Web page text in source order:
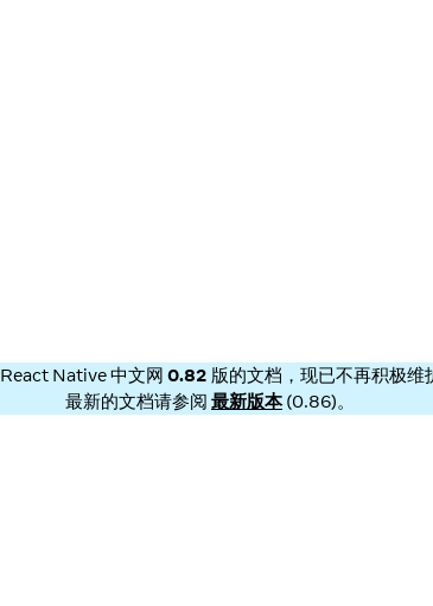
React Native 中文网 0.82 版的文档，现已不再积极维
最新的文档请参阅 最新版本(0.86)。